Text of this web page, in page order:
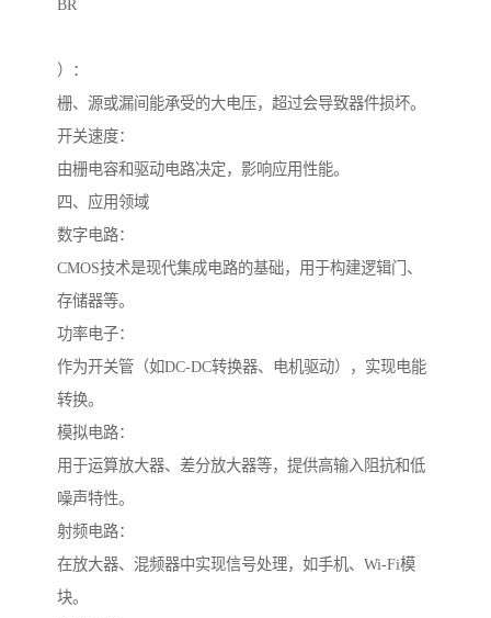
BR
）：
栅、源或漏间能承受的大电压，超过会导致器件损坏。
开关速度：
由栅电容和驱动电路决定，影响应用性能。
四、应用领域
数字电路：
CMOS技术是现代集成电路的基础，用于构建逻辑门、
存储器等。
功率电子：
作为开关管（如DC-DC转换器、电机驱动），实现电能
转换。
模拟电路：
用于运算放大器、差分放大器等，提供高输入阻抗和低
噪声特性。
射频电路：
在放大器、混频器中实现信号处理，如手机、Wi-Fi模
块。